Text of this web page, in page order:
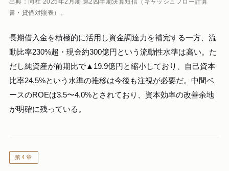
出典：同社 2025年2月期 第2四半期決算短信（キャッシュフロー計算
書・貸借対照表）。
長期借入金を積極的に活用し資金調達力を補完する一方、流
動比率230%超・現金約300億円という流動性水準は高い。た
だし純資産が前期比で▲19.9億円と縮小しており、自己資本
比率24.5%という水準の推移は今後も注視が必要だ。中間ベ
ースのROEは3.5〜4.0%とされており、資本効率の改善余地
が明確に残っている。
第4章